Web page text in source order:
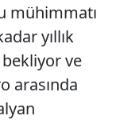
mühimmatı
yıllık
bekliyor ve
arasında